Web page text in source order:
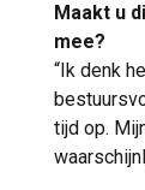
Maakt u
mee?
“Ik denk
tijd op.